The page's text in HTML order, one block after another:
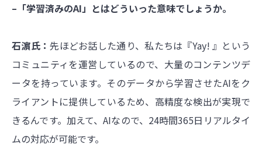
–「学習済みのAI」とはどういった意味でしょうか。
石濵氏：先ほどお話した通り、私たちは『Yay! 』という
コミュニティを運営しているので、大量のコンテンツデ
ータを持っています。そのデータから学習させたAIをク
ライアントに提供しているため、高精度な検出が実現で
きるんです。加えて、AIなので、24時間365日リアルタイ
ムの対応が可能です。